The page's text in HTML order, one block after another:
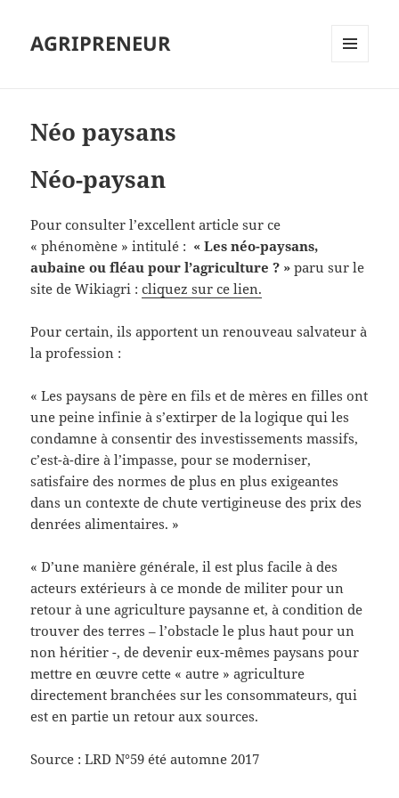
AGRIPRENEUR
Néo paysans
Néo-paysan
Pour consulter l’excellent article sur ce
« phénomène » intitulé : « Les néo-paysans,
aubaine ou fléau pour l’agriculture ? » paru sur le
site de Wikiagri :cliquez sur ce lien.
Pour certain, ils apportent un renouveau salvateur à
la profession :
« Les paysans de père en fils et de mères en filles ont
une peine infinie à s’extirper de la logique qui les
condamne à consentir des investissements massifs,
c’est-à-dire à l’impasse, pour se moderniser,
satisfaire des normes de plus en plus exigeantes
dans un contexte de chute vertigineuse des prix des
denrées alimentaires. »
« D’une manière générale, il est plus facile à des
acteurs extérieurs à ce monde de militer pour un
retour à une agriculture paysanne et, à condition de
trouver des terres – l’obstacle le plus haut pour un
non héritier -, de devenir eux-mêmes paysans pour
mettre en œuvre cette « autre » agriculture
directement branchées sur les consommateurs, qui
est en partie un retour aux sources.
Source : LRD N°59 été automne 2017